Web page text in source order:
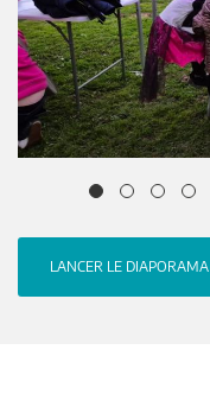
LANCER LE DIAPORAMA